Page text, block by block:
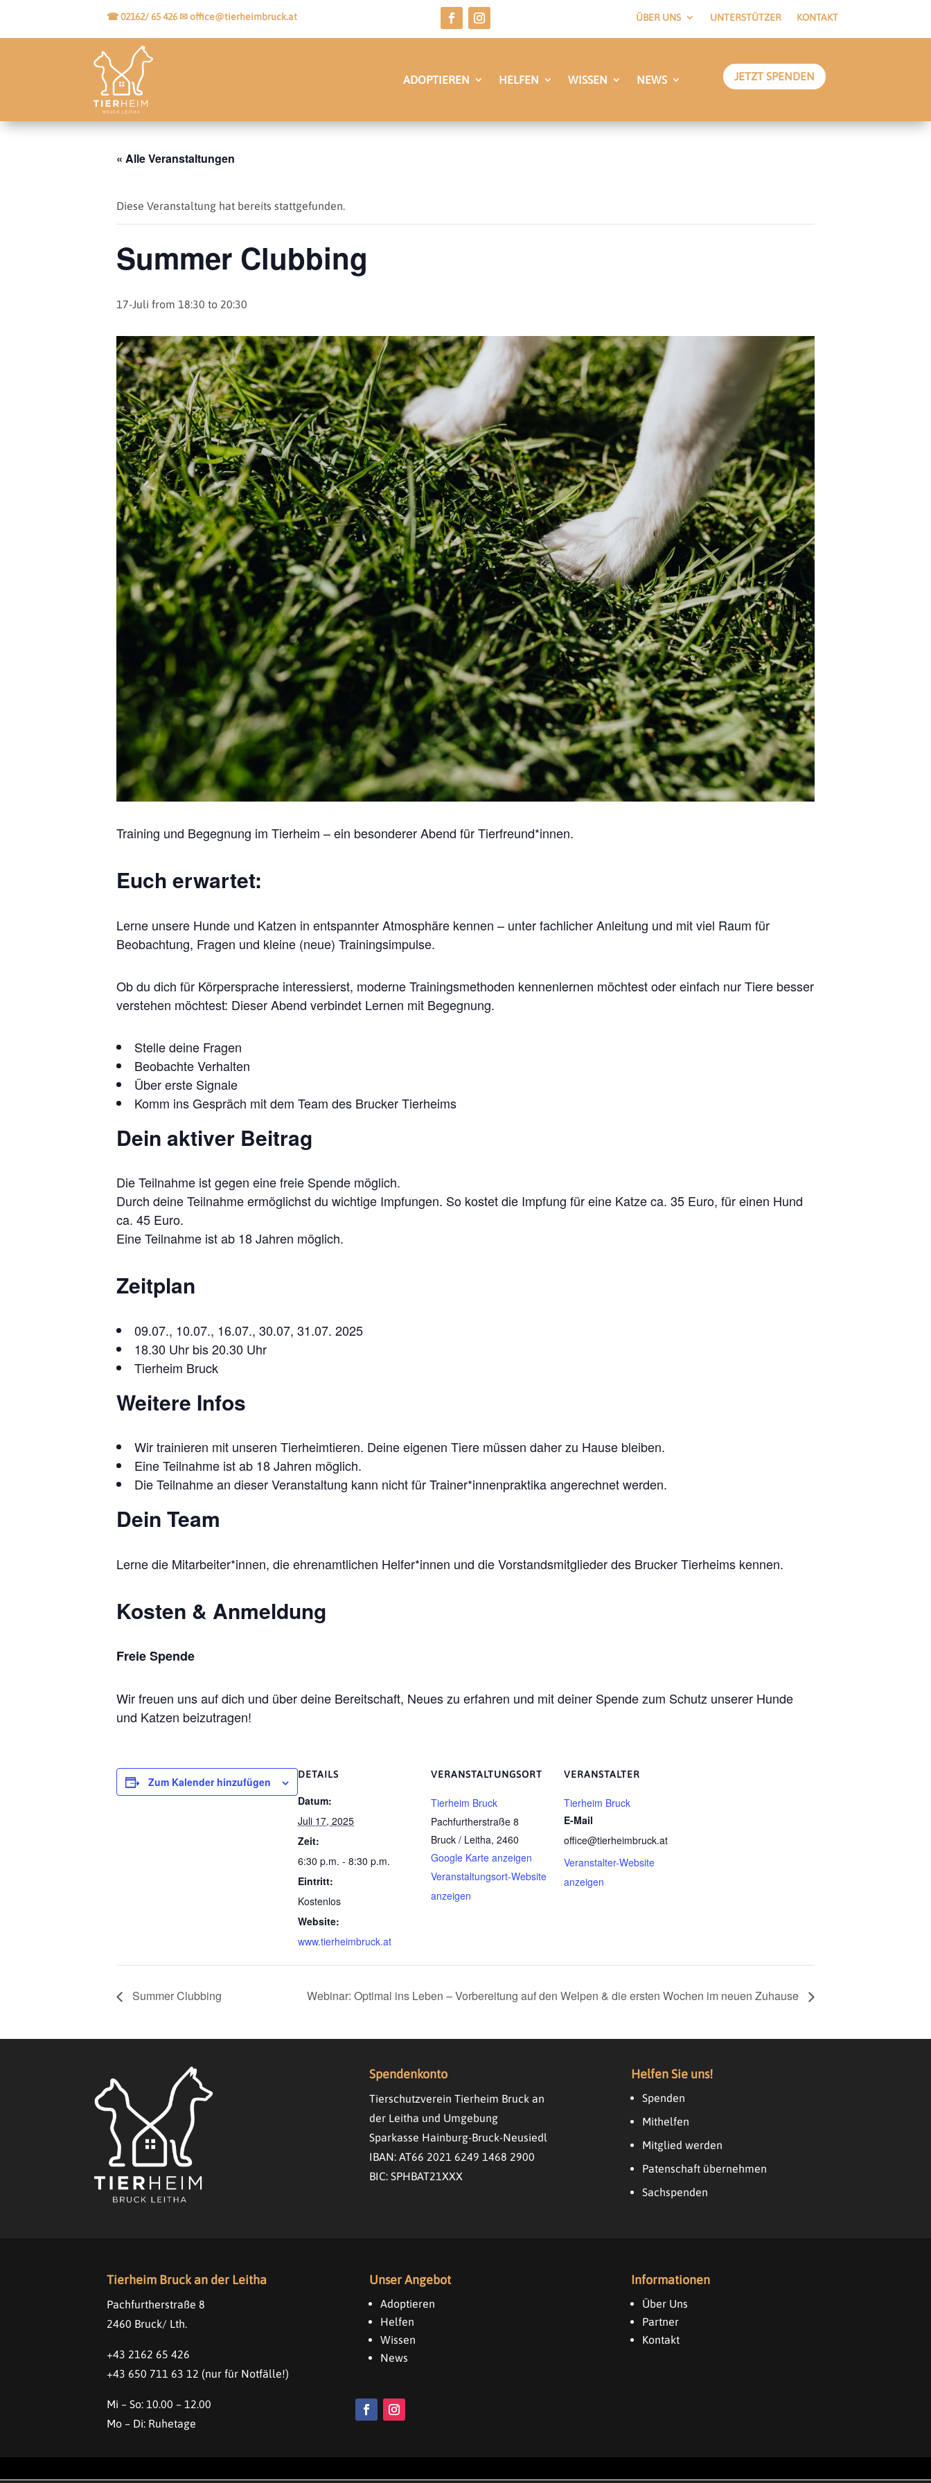
☎ 02162/ 65 426✉office@tierheimbruck.at ÜBER UNS UNTERSTÜTZER KONTAKT
ADOPTIEREN HELFEN WISSEN NEWS JETZT SPENDEN
« Alle Veranstaltungen
Diese Veranstaltung hat bereits stattgefunden.
Summer Clubbing
17-Juli from 18:30 to 20:30
Training und Begegnung im Tierheim – ein besonderer Abend für Tierfreund*innen.
Euch erwartet:
Lerne unsere Hunde und Katzen in entspannter Atmosphäre kennen – unter fachlicher Anleitung und mit viel Raum für
Beobachtung, Fragen und kleine (neue) Trainingsimpulse.
Ob du dich für Körpersprache interessierst, moderne Trainingsmethoden kennenlernen möchtest oder einfach nur Tiere besser
verstehen möchtest: Dieser Abend verbindet Lernen mit Begegnung.
Stelle deine Fragen
Beobachte Verhalten
Über erste Signale
Komm ins Gespräch mit dem Team des Brucker Tierheims
Dein aktiver Beitrag
Die Teilnahme ist gegen eine freie Spende möglich.
Durch deine Teilnahme ermöglichst du wichtige Impfungen. So kostet die Impfung für eine Katze ca. 35 Euro, für einen Hund
ca. 45 Euro.
Eine Teilnahme ist ab 18 Jahren möglich.
Zeitplan
09.07., 10.07., 16.07., 30.07, 31.07. 2025
18.30 Uhr bis 20.30 Uhr
Tierheim Bruck
Weitere Infos
Wir trainieren mit unseren Tierheimtieren. Deine eigenen Tiere müssen daher zu Hause bleiben.
Eine Teilnahme ist ab 18 Jahren möglich.
Die Teilnahme an dieser Veranstaltung kann nicht für Trainer*innenpraktika angerechnet werden.
Dein Team
Lerne die Mitarbeiter*innen, die ehrenamtlichen Helfer*innen und die Vorstandsmitglieder des Brucker Tierheims kennen.
Kosten & Anmeldung
Freie Spende
Wir freuen uns auf dich und über deine Bereitschaft, Neues zu erfahren und mit deiner Spende zum Schutz unserer Hunde
und Katzen beizutragen!
Zum Kalender hinzufügen
DETAILS
Datum:
Juli 17, 2025
Zeit:
6:30 p.m. - 8:30 p.m.
Eintritt:
Kostenlos
Website:
www.tierheimbruck.at
VERANSTALTUNGSORT
Tierheim Bruck
Pachfurtherstraße 8
Bruck / Leitha, 2460
Google Karte anzeigen
Veranstaltungsort-Website
anzeigen
VERANSTALTER
Tierheim Bruck
E-Mail
office@tierheimbruck.at
Veranstalter-Website
anzeigen
Summer Clubbing Webinar: Optimal ins Leben – Vorbereitung auf den Welpen & die ersten Wochen im neuen Zuhause
Spendenkonto
Tierschutzverein Tierheim Bruck an
der Leitha und Umgebung
Sparkasse Hainburg-Bruck-Neusiedl
IBAN: AT66 2021 6249 1468 2900
BIC: SPHBAT21XXX
Helfen Sie uns!
Spenden
Mithelfen
Mitglied werden
Patenschaft übernehmen
Sachspenden
Tierheim Bruck an der Leitha
Pachfurtherstraße 8
2460 Bruck/ Lth.
+43 2162 65 426
+43 650 711 63 12 (nur für Notfälle!)
Mi – So: 10.00 – 12.00
Mo – Di: Ruhetage
Unser Angebot
Adoptieren
Helfen
Wissen
News
Informationen
Über Uns
Partner
Kontakt